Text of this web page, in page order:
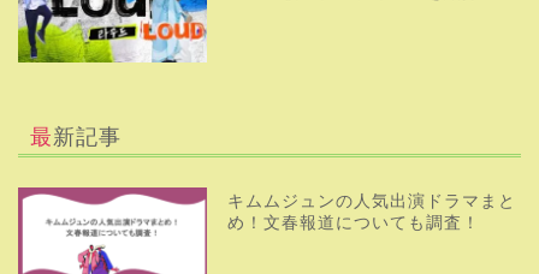
最新記事
キムムジュンの人気出演ドラマまと
め！文春報道についても調査！